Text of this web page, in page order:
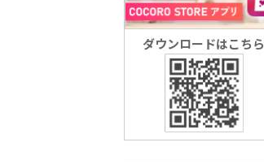
ダウンロードはこちら